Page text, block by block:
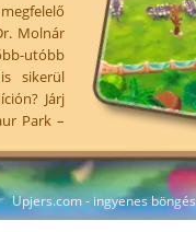
Upjers.com - ingyenes
Molnár
utóbb
sikerül
Járj
Park –